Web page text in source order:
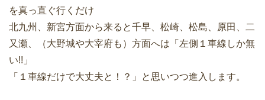
を真っ直ぐ行くだけ
北九州、新宮方面から来ると千早、松崎、松島、原田、二
又瀬、（大野城や大宰府も）方面へは「左側１車線しか無
い!!」
「１車線だけで大丈夫と！？」と思いつつ進入します。